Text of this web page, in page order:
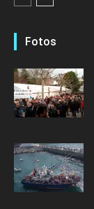
Fotos